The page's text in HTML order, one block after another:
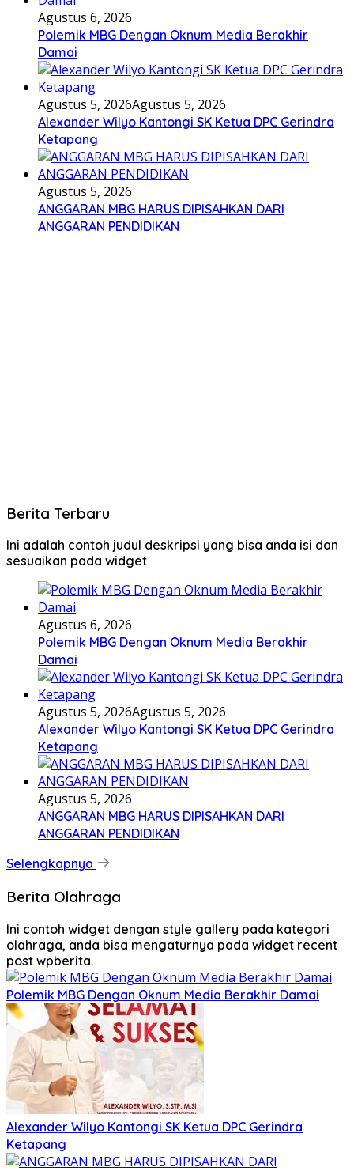
Agustus 6, 2026
Polemik MBG Dengan Oknum Media Berakhir
Damai
Agustus 5, 2026Agustus 5, 2026
Alexander Wilyo Kantongi SK Ketua DPC Gerindra
Ketapang
Agustus 5, 2026
ANGGARAN MBG HARUS DIPISAHKAN DARI
ANGGARAN PENDIDIKAN
Berita Terbaru
Ini adalah contoh judul deskripsi yang bisa anda isi dan
sesuaikan pada widget
Agustus 6, 2026
Polemik MBG Dengan Oknum Media Berakhir
Damai
Agustus 5, 2026Agustus 5, 2026
Alexander Wilyo Kantongi SK Ketua DPC Gerindra
Ketapang
Agustus 5, 2026
ANGGARAN MBG HARUS DIPISAHKAN DARI
ANGGARAN PENDIDIKAN
Selengkapnya
Berita Olahraga
Ini contoh widget dengan style gallery pada kategori
olahraga, anda bisa mengaturnya pada widget recent
post wpberita.
Polemik MBG Dengan Oknum Media Berakhir Damai
Alexander Wilyo Kantongi SK Ketua DPC Gerindra
Ketapang